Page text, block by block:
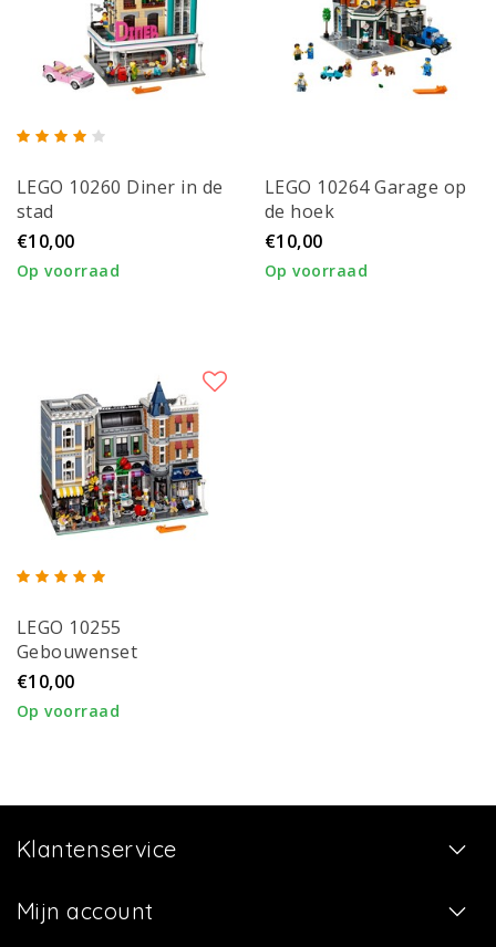
LEGO 10260 Diner in de
stad
€10,00
Op voorraad
LEGO 10264 Garage op
de hoek
€10,00
Op voorraad
LEGO 10255
Gebouwenset
€10,00
Op voorraad
Klantenservice
Mijn account